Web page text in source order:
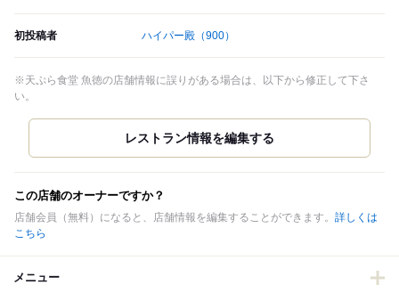
初投稿者 ハイパー殿 （900）
※天ぷら食堂 魚徳の店舗情報に誤りがある場合は、以下から修正して下さ
い。
この店舗のオーナーですか？
店舗会員（無料）になると、店舗情報を編集することができます。 詳しくは
こちら
メニュー